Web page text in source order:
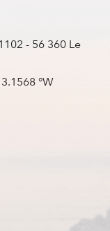
- 56 360 Le
°W